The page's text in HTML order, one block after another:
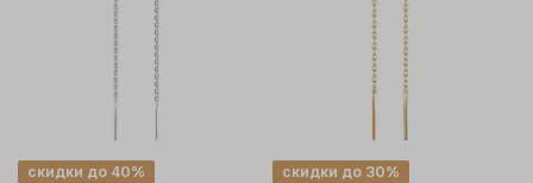
скидки до 40% скидки до 30%